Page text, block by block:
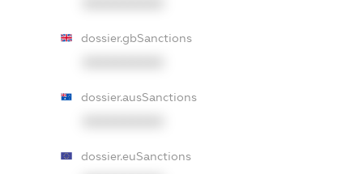
dossier.gbSanctions
dossier.ausSanctions
dossier.euSanctions